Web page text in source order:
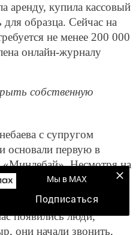
аренду, купила кассовый
для образца. Сейчас на
не менее 200 000
онлайн-журналу
собственную
с супругом
основали первую в
Несмотря на
год, продукция уже
появились люди,
они начали звонить,
Мы в MAX
Подписаться